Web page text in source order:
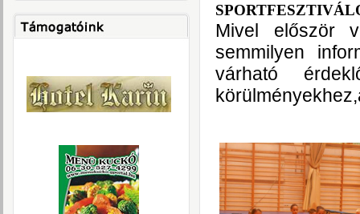
Mivel először
semmilyen
várható